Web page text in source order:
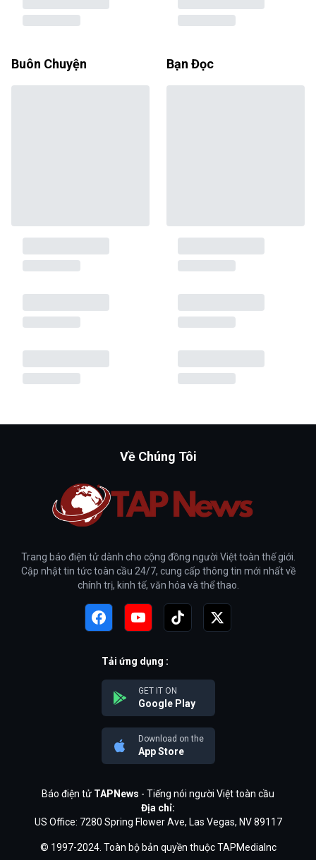
Buôn Chuyện Bạn Đọc
Về Chúng Tôi
Trang báo điện tử dành cho cộng đồng người Việt toàn thế giới.
Cập nhật tin tức toàn cầu 24/7, cung cấp thông tin mới nhất về
chính trị, kinh tế, văn hóa và thể thao.
Tải ứng dụng :
GET IT ON
Google Play
Download on the
App Store
Báo điện tử TAPNews - Tiếng nói người Việt toàn cầu
Địa chỉ:
US Office: 7280 Spring Flower Ave, Las Vegas, NV 89117
© 1997-2024. Toàn bộ bản quyền thuộc TAPMediaInc